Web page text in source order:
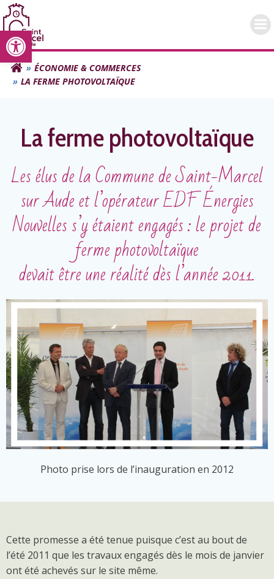
Ouvrir la barre d’outils
Aller
au
contenu
ÉCONOMIE & COMMERCES
LA FERME PHOTOVOLTAÏQUE
La ferme photovoltaïque
Les élus de la Commune de Saint-Marcel
sur Aude et l’opérateur EDF Énergies
Nouvelles s’y étaient engagés : le projet de
ferme photovoltaïque
devait être une réalité dès l’année 2011.
Photo prise lors de l’inauguration en 2012
Cette promesse a été tenue puisque c’est au bout de
l’été 2011 que les travaux engagés dès le mois de janvier
ont été achevés sur le site même.